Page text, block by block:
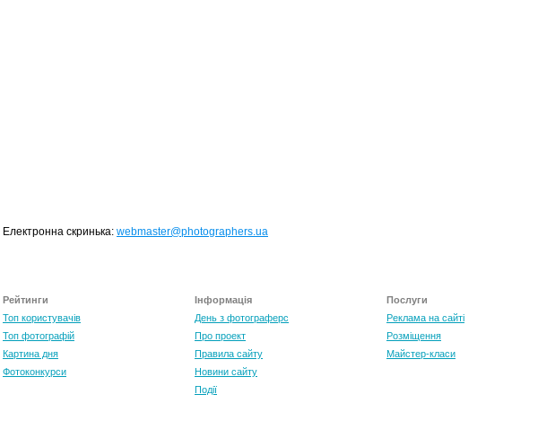
Електронна скринька: webmaster@photographers.ua
Рейтинги
Топ користувачів
Топ фотографій
Картина дня
Фотоконкурси
Інформація
День з фотограферс
Про проект
Правила сайту
Новини сайту
Події
Послуги
Реклама на сайті
Розміщення
Майстер-класи